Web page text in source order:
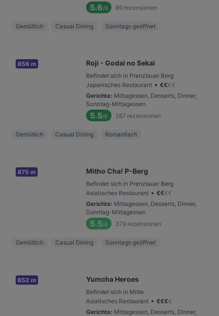
5.6/6 89 rezensionen
Gemütlich Casual Dining Sonntags geöffnet
856 m Roji - Godai no Sekai
Befindet sich in Prenzlauer Berg
Japanisches Restaurant • €€€€
Gerichte: Mittagessen, Desserts, Dinner,
Sonntag-Mittagessen
5.5/6 287 rezensionen
Gemütlich Casual Dining Romantisch
875 m Mitho Cha! P-Berg
Befindet sich in Prenzlauer Berg
Asiatisches Restaurant • €€€€
Gerichte: Mittagessen, Desserts, Dinner,
Sonntag-Mittagessen
5.5/6 379 rezensionen
Gemütlich Casual Dining Sonntags geöffnet
652 m Yumcha Heroes
Befindet sich in Mitte
Asiatisches Restaurant • €€€€
Gerichte: Mittagessen, Desserts, Dinner,